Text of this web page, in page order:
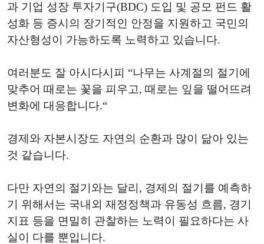
과 기업 성장 투자기구(BDC) 도입 및 공모 펀드 활
성화 등 증시의 장기적인 안정을 지원하고 국민의
자산형성이 가능하도록 노력하고 있습니다.
여러분도 잘 아시다시피 “나무는 사계절의 절기에
맞추어 때로는 꽃을 피우고, 때로는 잎을 떨어뜨려
변화에 대응합니다.“
경제와 자본시장도 자연의 순환과 많이 닮아 있는
것 같습니다.
다만 자연의 절기와는 달리, 경제의 절기를 예측하
기 위해서는 국내외 재정정책과 유동성 흐름, 경기
지표 등을 면밀히 관찰하는 노력이 필요하다는 사
실이 다를 뿐입니다.